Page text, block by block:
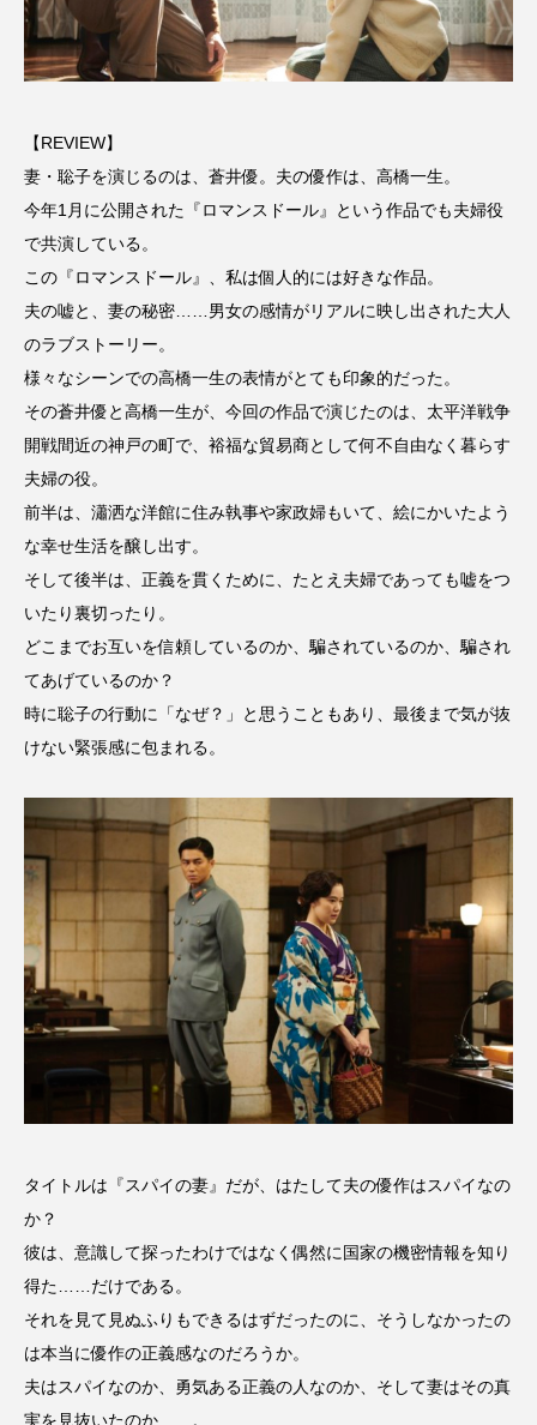
AgriNOVA
SIKIガーデン Autumn Season
Singing with a smile
SPOTTED PRODUCTIONS/TWIN
SUNSUNキッズ
This is SUEKI We Live In Time WICKED
⻑尾謙杜
「THE オリバーな犬、（Gosh!!）このヤロウMOVIE」
『今日の空が一番好き、とまだ言えない僕は』
あいはらひろゆき
あかしあジュニア合唱団「さくらんぼ」
あかしあ台小学校 あじさいコンサート
あの歌を憶えている あめぽったん
いばら姫 おいしいおのまとぺ
おいしいぱんぱんでんしゃ おいしい絵本
おしえて絵本 おでかけ情報
おばあちゃんと僕の約束 おもいおいも
おーい、応為 お知らせ かしこいエルゼ
がんを知り、がんを考える
きもちはなにいろ？
くるまのなかには？ けやき台中学校
けやき台小学校
【REVIEW】
妻・聡子を演じるのは、蒼井優。夫の優作は、高橋一生。
今年1月に公開された『ロマンスドール』という作品でも夫婦役
で共演している。
この『ロマンスドール』、私は個人的には好きな作品。
夫の嘘と、妻の秘密……男女の感情がリアルに映し出された大人
のラブストーリー。
様々なシーンでの高橋一生の表情がとても印象的だった。
その蒼井優と高橋一生が、今回の作品で演じたのは、太平洋戦争
開戦間近の神戸の町で、裕福な貿易商として何不自由なく暮らす
夫婦の役。
前半は、瀟洒な洋館に住み執事や家政婦もいて、絵にかいたよう
な幸せ生活を醸し出す。
そして後半は、正義を貫くために、たとえ夫婦であっても嘘をつ
いたり裏切ったり。
どこまでお互いを信頼しているのか、騙されているのか、騙され
てあげているのか？
時に聡子の行動に「なぜ？」と思うこともあり、最後まで気が抜
けない緊張感に包まれる。
タイトルは『スパイの妻』だが、はたして夫の優作はスパイなの
か？
彼は、意識して探ったわけではなく偶然に国家の機密情報を知り
得た……だけである。
それを見て見ぬふりもできるはずだったのに、そうしなかったの
は本当に優作の正義感なのだろうか。
夫はスパイなのか、勇気ある正義の人なのか、そして妻はその真
実を見抜いたのか……。